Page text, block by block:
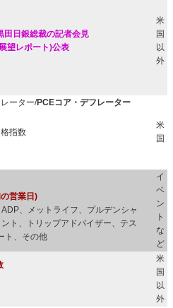
田日銀総裁の記者会見
望レポート)公表
米
国
以
外
ーター/PCEコア・デフレーター
米
国
指数
営業日)
、メットライフ、プルデンシャ
ト、トリップアドバイザー、テス
ト、その他
イ
ベ
ン
ト
な
ど
米
国
以
外